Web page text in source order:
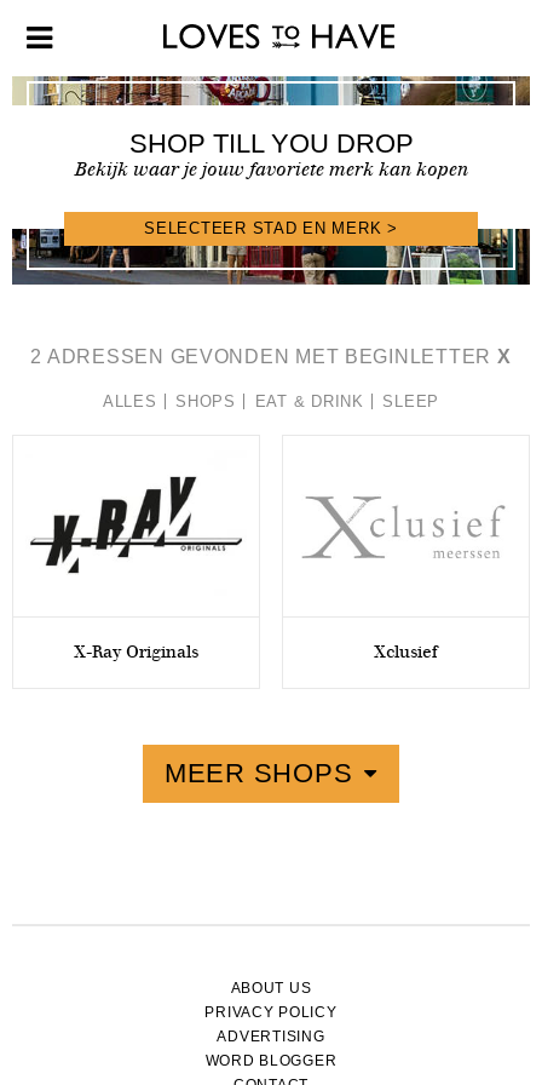
SHOP TILL YOU DROP
Bekijk waar je jouw favoriete merk kan kopen
SHOPFINDER >
SELECTEER STAD EN MERK >
2 ADRESSEN GEVONDEN MET BEGINLETTER X
ALLES SHOPS EAT & DRINK SLEEP
X-Ray Originals Xclusief
MEER SHOPS
ABOUT US
PRIVACY POLICY
ADVERTISING
WORD BLOGGER